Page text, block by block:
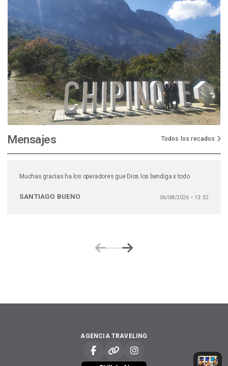
Mensajes Todos los recados
SANTIAGO BUENO 06/08/2026 • 13:32
Muchas gracias ha los operadores gue Dios los bendiga x todo
AGENCIA TRAVELING